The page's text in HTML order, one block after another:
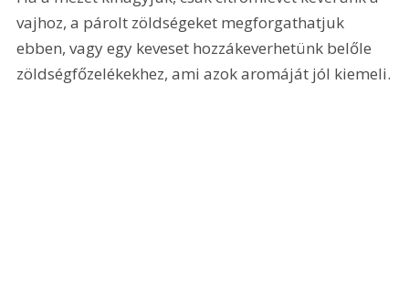
vajhoz, a párolt zöldségeket megforgathatjuk
ebben, vagy egy keveset hozzákeverhetünk belőle
zöldségfőzelékekhez, ami azok aromáját jól kiemeli.